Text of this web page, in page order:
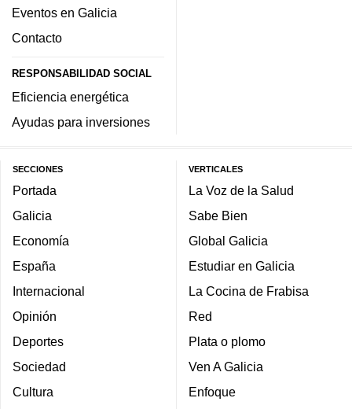
Eventos en Galicia
Contacto
RESPONSABILIDAD SOCIAL
Eficiencia energética
Ayudas para inversiones
SECCIONES
Portada
Galicia
Economía
España
Internacional
Opinión
Deportes
Sociedad
Cultura
VERTICALES
La Voz de la Salud
Sabe Bien
Global Galicia
Estudiar en Galicia
La Cocina de Frabisa
Red
Plata o plomo
Ven A Galicia
Enfoque